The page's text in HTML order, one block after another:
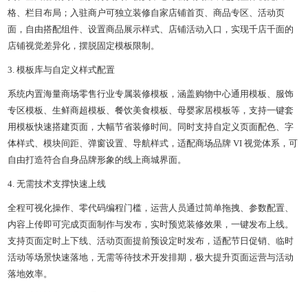
格、栏目布局；入驻商户可独立装修自家店铺首页、商品专区、活动页
面，自由搭配组件、设置商品展示样式、店铺活动入口，实现千店千面的
店铺视觉差异化，摆脱固定模板限制。
3. 模板库与自定义样式配置
系统内置海量商场零售行业专属装修模板，涵盖购物中心通用模板、服饰
专区模板、生鲜商超模板、餐饮美食模板、母婴家居模板等，支持一键套
用模板快速搭建页面，大幅节省装修时间。同时支持自定义页面配色、字
体样式、模块间距、弹窗设置、导航样式，适配商场品牌 VI 视觉体系，可
自由打造符合自身品牌形象的线上商城界面。
4. 无需技术支撑快速上线
全程可视化操作、零代码编程门槛，运营人员通过简单拖拽、参数配置、
内容上传即可完成页面制作与发布，实时预览装修效果，一键发布上线。
支持页面定时上下线、活动页面提前预设定时发布，适配节日促销、临时
活动等场景快速落地，无需等待技术开发排期，极大提升页面运营与活动
落地效率。